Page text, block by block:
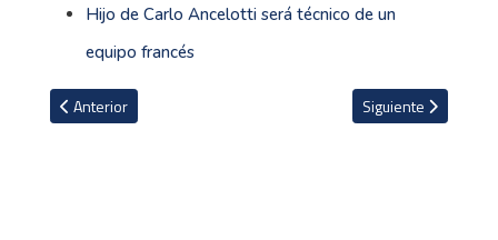
Hijo de Carlo Ancelotti será técnico de un
equipo francés
Artículo anterior: Manfred Ugalde hace un llamado a la unidad
Anterior Artículo siguiente:
Siguiente